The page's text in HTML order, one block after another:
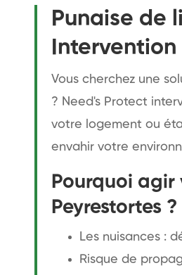
Punaise de
Vous cherchez une
? Need's Protect
votre logement ou
envahir votre
Pourquoi
Peyrestortes ?
Les nuisances :
Risque de